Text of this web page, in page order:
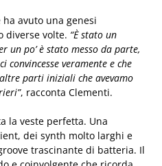
avuto una genesi
diverse volte. “È stato un
un po’ è stato messo da parte,
convincesse veramente e che
parti iniziali che avevamo
, racconta Clementi.
la veste perfetta. Una
dei synth molto larghi e
trascinante di batteria. Il